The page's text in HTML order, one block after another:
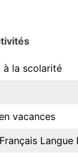
à la scolarité
vacances
Langue